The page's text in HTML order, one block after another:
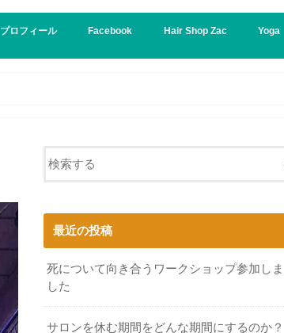
プロフィール Facebook Hair Shop Zac Yoga
インド
哲学
最近の投稿
死について向き合うワークショップ参加しま
した
サロンを休む期間をどんな期間にするのか？